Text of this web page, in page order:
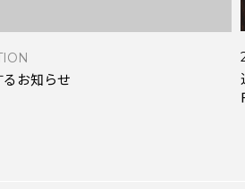
お知らせ